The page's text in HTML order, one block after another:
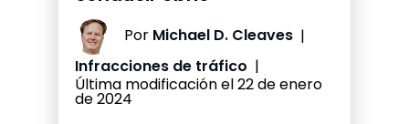
Por Michael D. Cleaves |
Infracciones de tráfico |
Última modificación el 22 de enero
de 2024